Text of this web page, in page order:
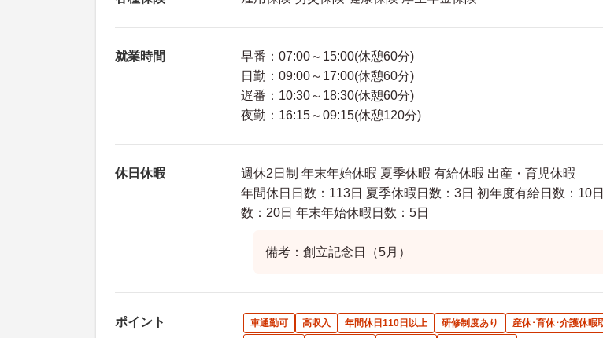
就業時間
早番：07:00～15:00(休憩60分)
日勤：09:00～17:00(休憩60分)
遅番：10:30～18:30(休憩60分)
夜勤：16:15～09:15(休憩120分)
休日休暇
週休2日制 年末年始休暇 夏季休暇 有給休暇 出産・育児休暇
年間休日日数：113日 夏季休暇日数：3日 初年度有給日数：10
数：20日 年末年始休暇日数：5日
備考：創立記念日（5月）
ポイント 車通勤可 高収入 年間休日110日以上 研修制度あり
産休･育休･介護休暇